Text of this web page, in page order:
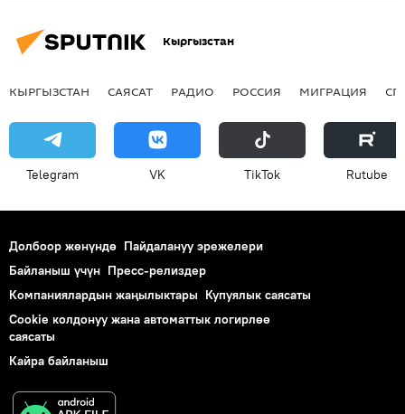
Кыргызстан
КЫРГЫЗСТАН САЯСАТ РАДИО РОССИЯ МИГРАЦИЯ
Telegram VK ТikТоk Rutube
Долбоор жөнүндө Пайдалануу эрежелери
Байланыш үчүн Пресс-релиздер
Компаниялардын жаңылыктары Купуялык саясаты
Cookie колдонуу жана автоматтык логирлөө
саясаты
Кайра байланыш